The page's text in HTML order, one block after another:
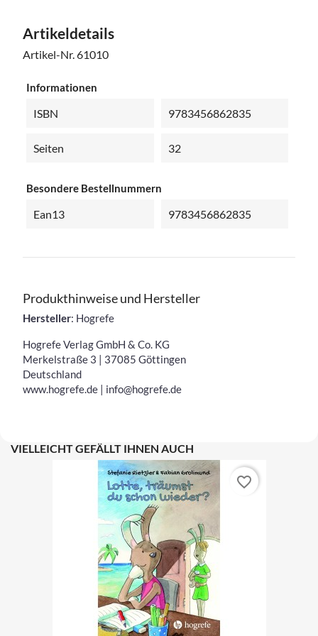
Artikeldetails
Artikel-Nr.61010
Informationen
ISBN 9783456862835
Seiten 32
Besondere Bestellnummern
Ean13 9783456862835
Produkthinweise und Hersteller
Hersteller: Hogrefe
Hogrefe Verlag GmbH & Co. KG
Merkelstraße 3 | 37085 Göttingen
Deutschland
www.hogrefe.de | info@hogrefe.de
VIELLEICHT GEFÄLLT IHNEN AUCH
favorite_border